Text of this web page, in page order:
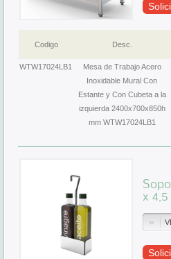
Codigo Desc.
WTW17024LB1
Mesa de Trabajo Acero
Inoxidable Mural Con
Estante y Con Cubeta a la
izquierda 2400x700x850h
mm WTW17024LB1
x